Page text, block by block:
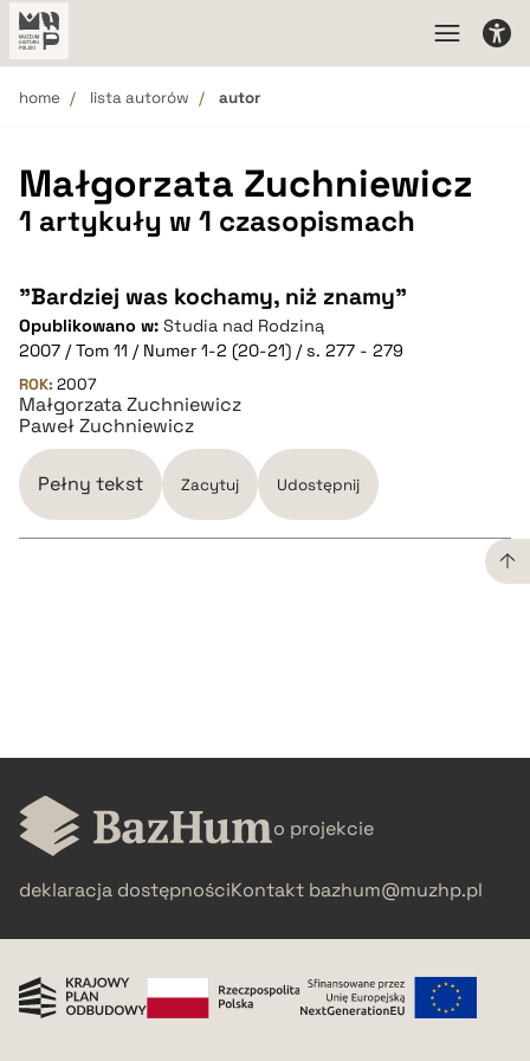
home lista autorów autor
Małgorzata Zuchniewicz
1 artykuły w 1 czasopismach
"Bardziej was kochamy, niż znamy"
Opublikowano w: Studia nad Rodziną
2007 / Tom 11 / Numer 1-2 (20-21) / s. 277 - 279
ROK: 2007
Małgorzata Zuchniewicz
Paweł Zuchniewicz
Pełny tekst Zacytuj Udostępnij
BIBTEX
pobierz cytat o projekcie
deklaracja dostępnościKontakt bazhum@muzhp.pl